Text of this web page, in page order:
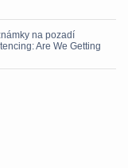
na pozadí
Are We Getting